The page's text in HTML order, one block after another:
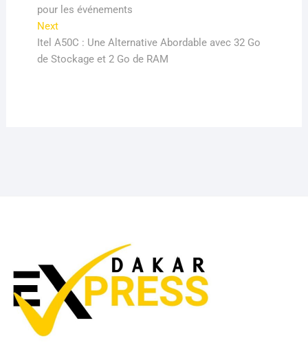
l’article
pour les événements
NextNext
post:
Itel A50C : Une Alternative Abordable avec 32 Go
de Stockage et 2 Go de RAM